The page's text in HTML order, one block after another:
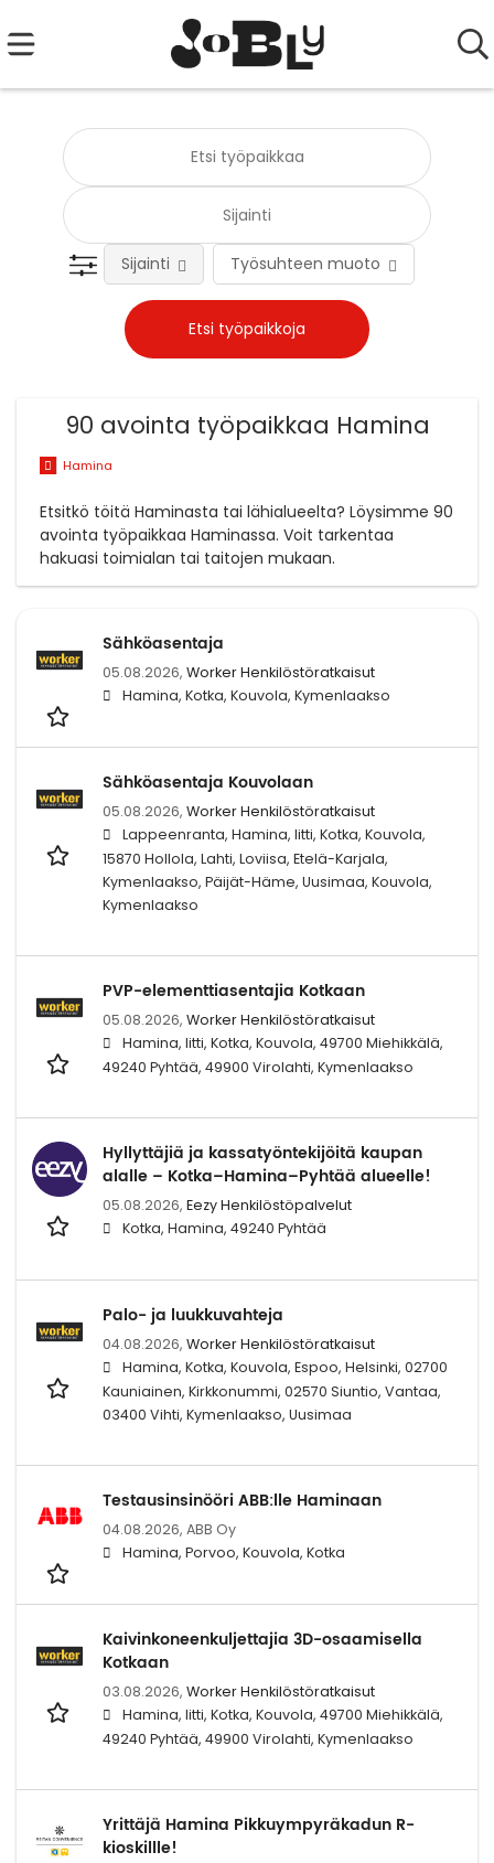
Työsuhteen muoto
Sijainti
90 avointa työpaikkaa Hamina
Hamina
Etsitkö töitä Haminasta tai lähialueelta? Löysimme 90
avointa työpaikkaa Haminassa. Voit tarkentaa
hakuasi toimialan tai taitojen mukaan.
Sähköasentaja
05.08.2026, Worker Henkilöstöratkaisut
Hamina, Kotka, Kouvola, Kymenlaakso
Sähköasentaja Kouvolaan
05.08.2026, Worker Henkilöstöratkaisut
Lappeenranta, Hamina, Iitti, Kotka, Kouvola,
15870 Hollola, Lahti, Loviisa, Etelä-Karjala,
Kymenlaakso, Päijät-Häme, Uusimaa, Kouvola,
Kymenlaakso
PVP-elementtiasentajia Kotkaan
05.08.2026, Worker Henkilöstöratkaisut
Hamina, Iitti, Kotka, Kouvola, 49700 Miehikkälä,
49240 Pyhtää, 49900 Virolahti, Kymenlaakso
Hyllyttäjiä ja kassatyöntekijöitä kaupan
alalle – Kotka–Hamina–Pyhtää alueelle!
05.08.2026, Eezy Henkilöstöpalvelut
Kotka, Hamina, 49240 Pyhtää
Palo- ja luukkuvahteja
04.08.2026, Worker Henkilöstöratkaisut
Hamina, Kotka, Kouvola, Espoo, Helsinki, 02700
Kauniainen, Kirkkonummi, 02570 Siuntio, Vantaa,
03400 Vihti, Kymenlaakso, Uusimaa
Testausinsinööri ABB:lle Haminaan
04.08.2026, ABB Oy
Hamina, Porvoo, Kouvola, Kotka
Kaivinkoneenkuljettajia 3D-osaamisella
Kotkaan
03.08.2026, Worker Henkilöstöratkaisut
Hamina, Iitti, Kotka, Kouvola, 49700 Miehikkälä,
49240 Pyhtää, 49900 Virolahti, Kymenlaakso
Yrittäjä Hamina Pikkuympyräkadun R-
kioskillle!